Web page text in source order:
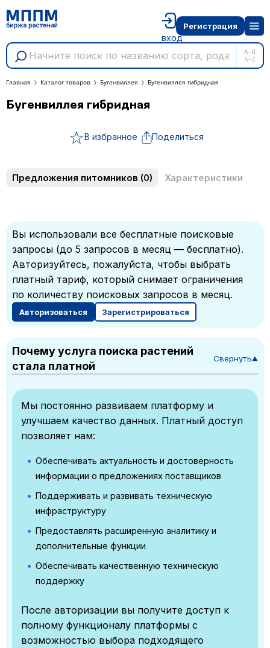
А-Я
A-Z
вход
Регистрация
Главная Каталог товаров Бугенвиллея Бугенвиллея гибридная
Бугенвиллея гибридная
В избранное Поделиться
Предложения питомников (0) Характеристики
Вы использовали все бесплатные поисковые
запросы (до 5 запросов в месяц — бесплатно).
Авторизуйтесь, пожалуйста, чтобы выбрать
платный тариф, который снимает ограничения
по количеству поисковых запросов в месяц.
Авторизоваться Зарегистрироваться
Почему услуга поиска растений
стала платной
Свернуть▼
Мы постоянно развиваем платформу и
улучшаем качество данных. Платный доступ
позволяет нам:
Обеспечивать актуальность и достоверность
информации о предложениях поставщиков
Поддерживать и развивать техническую
инфраструктуру
Предоставлять расширенную аналитику и
дополнительные функции
Обеспечивать качественную техническую
поддержку
После авторизации вы получите доступ к
полному функционалу платформы с
возможностью выбора подходящего